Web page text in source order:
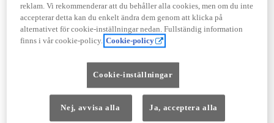
Cylindrar
4
Kapacitet
1 798
Effekt
kw (140 hk)
Topphastighet 175km/h
Acceleration 0-100km/h
9,9sekunder
reklam. Vi rekommenderar att du behåller alla cookies, men om du inte
accepterar detta kan du enkelt ändra dem genom att klicka på
alternativet för cookie-inställningar nedan. Fullständig information
finns i vår cookie-policy. Cookie-policy
Cookie-inställningar
Nej, avvisa alla Ja, acceptera alla